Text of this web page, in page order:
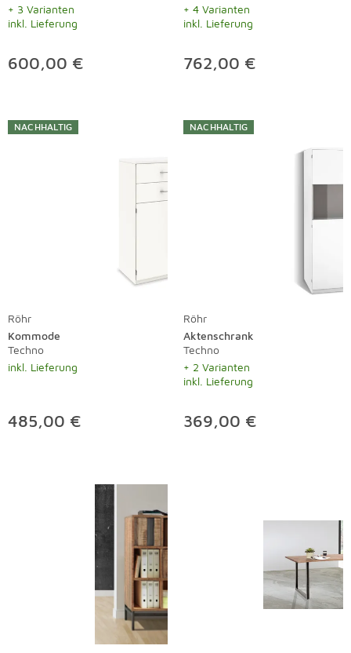
+ 3 Varianten
inkl. Lieferung
600,00 €
+ 4 Varianten
inkl. Lieferung
762,00 €
NACHHALTIG
Röhr
Kommode
Techno
inkl. Lieferung
485,00 €
NACHHALTIG
Röhr
Aktenschrank
Techno
+ 2 Varianten
inkl. Lieferung
369,00 €